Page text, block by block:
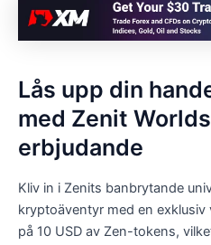
Lås upp din
med Zenit
erbjudande
Kliv in i Zenits banbrytande
kryptoäventyr med en
på 10 USD av Zen-tokens,